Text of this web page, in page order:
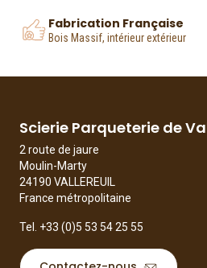
Fabrication Française
Bois Massif, intérieur extérieur
Scierie Parqueterie de
2 route de jaure
Moulin-Marty
24190 VALLEREUIL
France métropolitaine
Tel. +33 (0)5 53 54 25 55